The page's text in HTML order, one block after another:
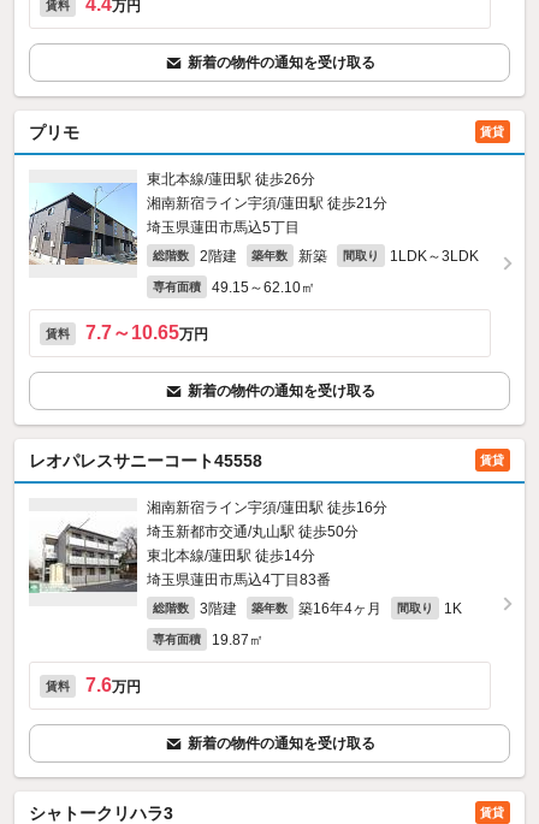
賃料 4.4万円
新着の物件の通知を受け取る
プリモ 賃貸
東北本線/蓮田駅 徒歩26分
湘南新宿ライン宇須/蓮田駅 徒歩21分
埼玉県蓮田市馬込5丁目
総階数 2階建 築年数 新築 間取り 1LDK～3LDK
専有面積 49.15～62.10㎡
賃料 7.7～10.65万円
新着の物件の通知を受け取る
レオパレスサニーコート45558 賃貸
湘南新宿ライン宇須/蓮田駅 徒歩16分
埼玉新都市交通/丸山駅 徒歩50分
東北本線/蓮田駅 徒歩14分
埼玉県蓮田市馬込4丁目83番
総階数 3階建 築年数 築16年4ヶ月 間取り 1K
専有面積 19.87㎡
賃料 7.6万円
新着の物件の通知を受け取る
シャトークリハラ3 賃貸